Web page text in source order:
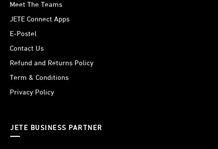
Meet The Teams
JETE Connect Apps
E-Postel
Contact Us
Refund and Returns Policy
Term & Conditions
Privacy Policy
JETE BUSINESS PARTNER